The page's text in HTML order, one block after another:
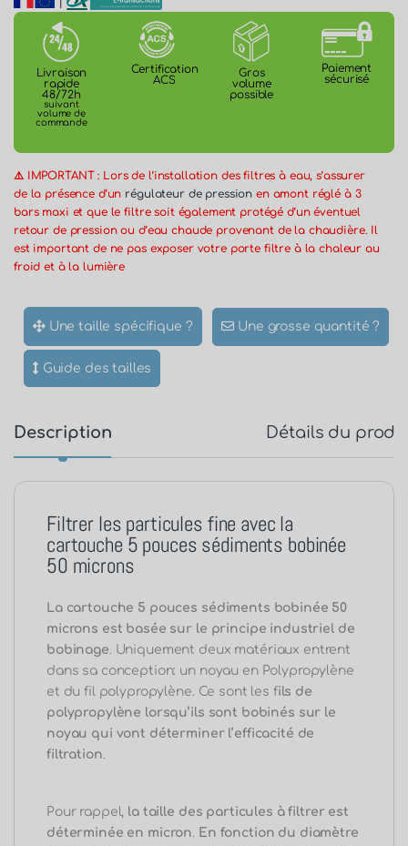
Livraison
rapide
48/72h
suivant
volume de
commande
Certification
ACS
Gros
volume
possible
Paiement
sécurisé
⚠️ IMPORTANT : Lors de l’installation des filtres à eau, s’assurer
de la présence d’un régulateur de pression en amont réglé à 3
bars maxi et que le filtre soit également protégé d’un éventuel
retour de pression ou d’eau chaude provenant de la chaudière. Il
est important de ne pas exposer votre porte filtre à la chaleur au
froid et à la lumière
Une taille spécifique ? Une grosse quantité ?
Guide des tailles
Description Détails du
Filtrer les particules fine avec la
cartouche 5 pouces sédiments bobinée
50 microns
La cartouche 5 pouces sédiments bobinée 50
microns est basée sur le principe industriel de
bobinage. Uniquement deux matériaux entrent
dans sa conception: un noyau en Polypropylène
et du fil polypropylène. Ce sont les fils de
polypropylène lorsqu’ils sont bobinés sur le
noyau qui vont déterminer l’efficacité de
filtration.
Pour rappel, la taille des particules à filtrer est
déterminée en micron. En fonction du diamètre